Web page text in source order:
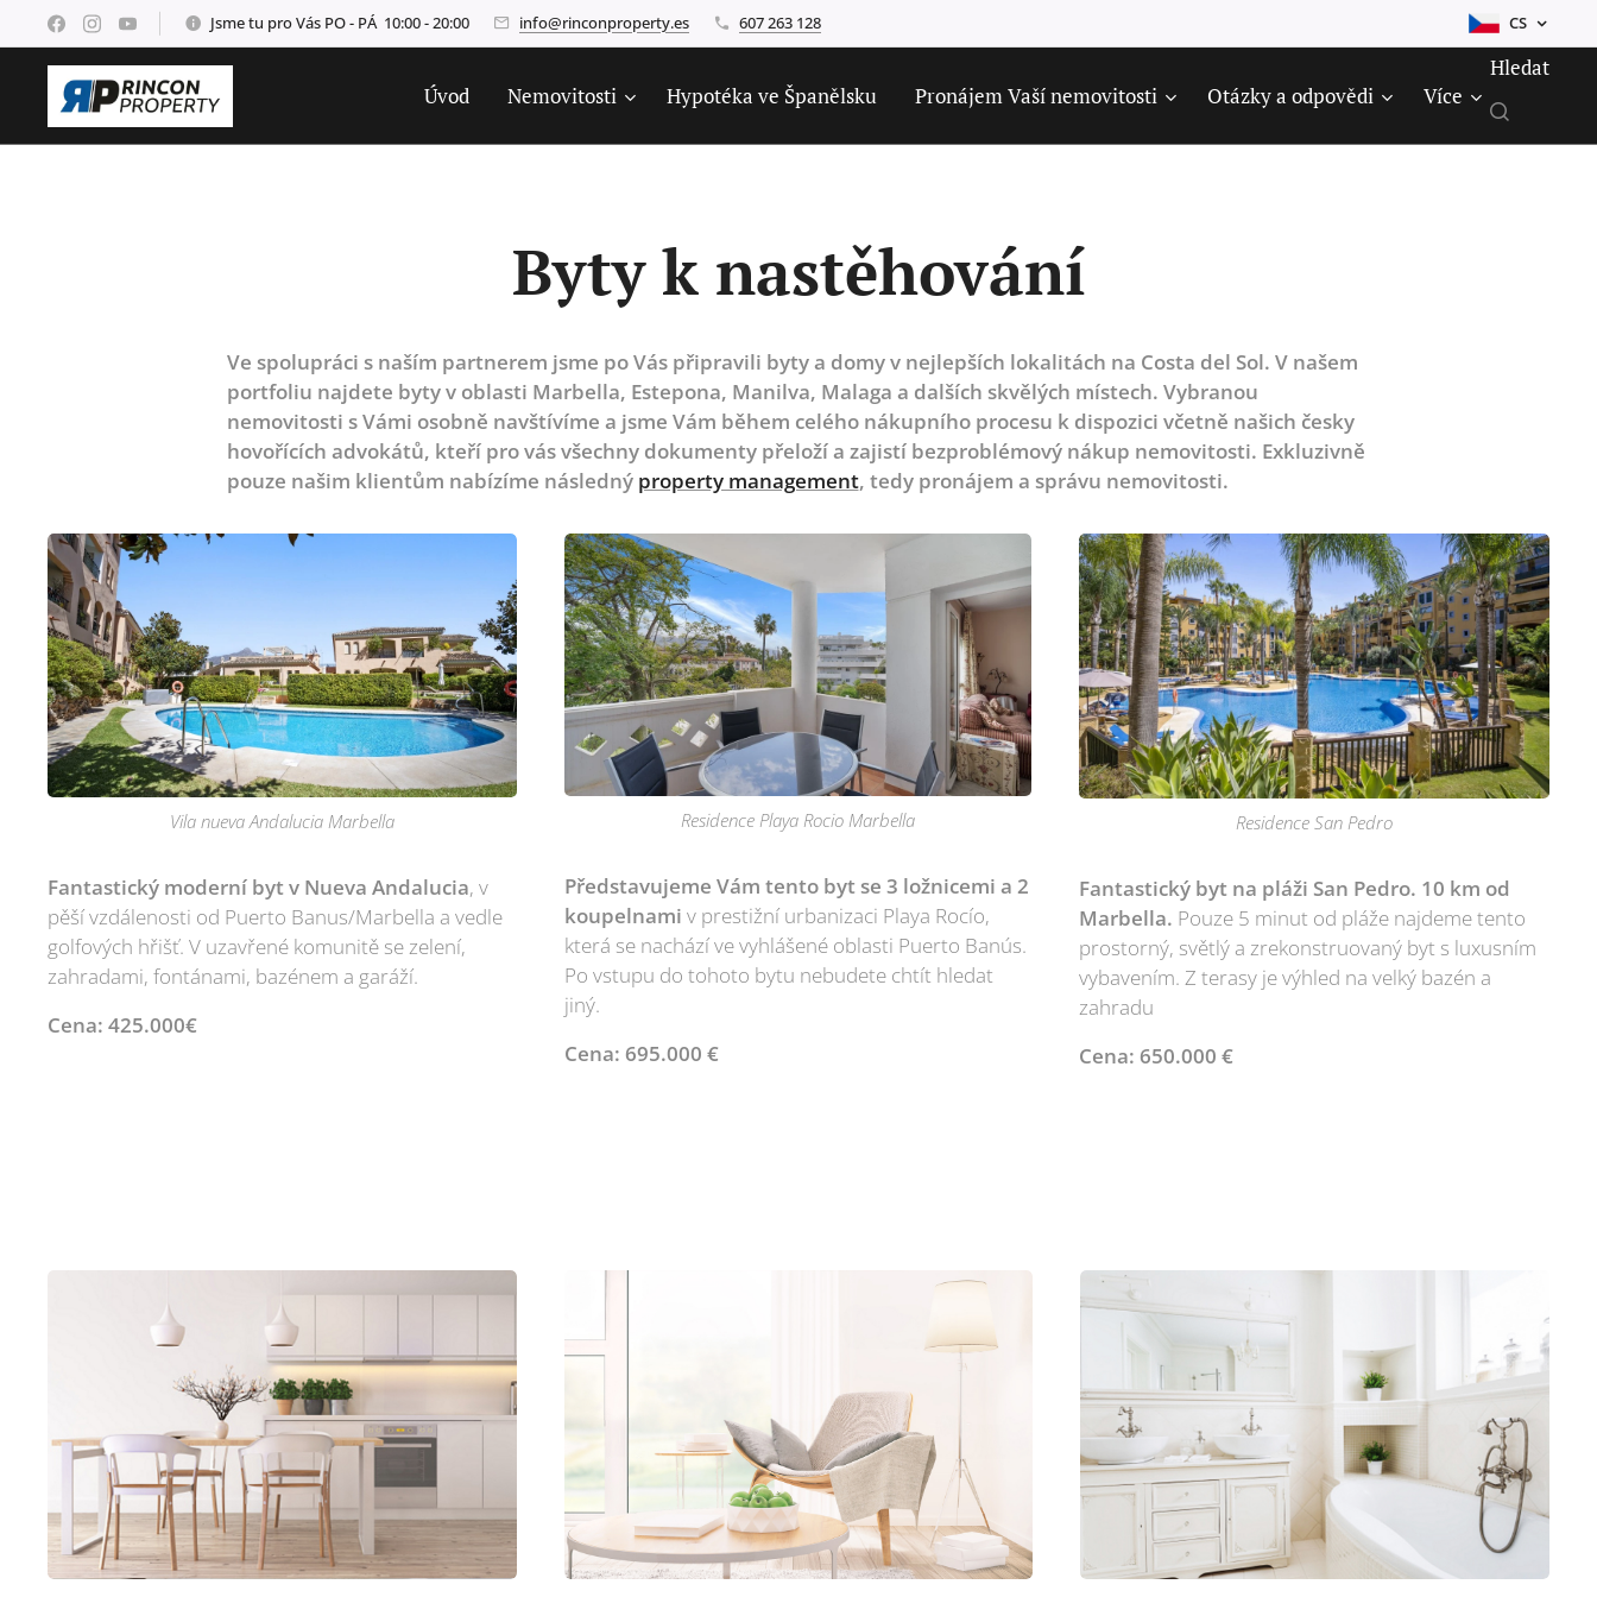
Jsme tu pro Vás PO - PÁ 10:00 - 20:00 info@rinconproperty.es 607 263 128 CS
Úvod Nemovitosti Hypotéka ve Španělsku Pronájem Vaší nemovitosti Otázky a odpovědi Více
Hledat
Byty k nastěhování
Ve spolupráci s naším partnerem jsme po Vás připravili byty a domy v nejlepších lokalitách na Costa del Sol. V našem
portfoliu najdete byty v oblasti Marbella, Estepona, Manilva, Malaga a dalších skvělých místech. Vybranou
nemovitosti s Vámi osobně navštívíme a jsme Vám během celého nákupního procesu k dispozici včetně našich česky
hovořících advokátů, kteří pro vás všechny dokumenty přeloží a zajistí bezproblémový nákup nemovitosti. Exkluzivně
pouze našim klientům nabízíme následný property management, tedy pronájem a správu nemovitosti.
Vila nueva Andalucia Marbella
Fantastický moderní byt v Nueva Andalucia, v
pěší vzdálenosti od Puerto Banus/Marbella a vedle
golfových hřišť. V uzavřené komunitě se zelení,
zahradami, fontánami, bazénem a garáží.
Cena: 425.000€
Residence Playa Rocio Marbella
Představujeme Vám tento byt se 3 ložnicemi a 2
koupelnami v prestižní urbanizaci Playa Rocío,
která se nachází ve vyhlášené oblasti Puerto Banús.
Po vstupu do tohoto bytu nebudete chtít hledat
jiný.
Cena: 695.000 €
Residence San Pedro
Fantastický byt na pláži San Pedro. 10 km od
Marbella. Pouze 5 minut od pláže najdeme tento
prostorný, světlý a zrekonstruovaný byt s luxusním
vybavením. Z terasy je výhled na velký bazén a
zahradu
Cena: 650.000 €